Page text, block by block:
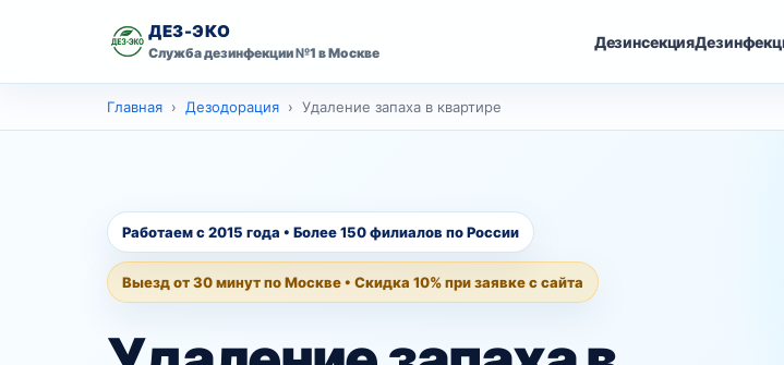
ДЕЗ-ЭКО
Служба дезинфекции №1 в Москве
Дезинсекция
Дезинфекция
Дезодорация
Главная Дезодорация Удаление запаха в квартире
Работаем с 2015 года • Более 150 филиалов по России
Выезд от 30 минут по Москве • Скидка 10% при заявке с сайта
скидку 10% на
первую обработку
Телефон